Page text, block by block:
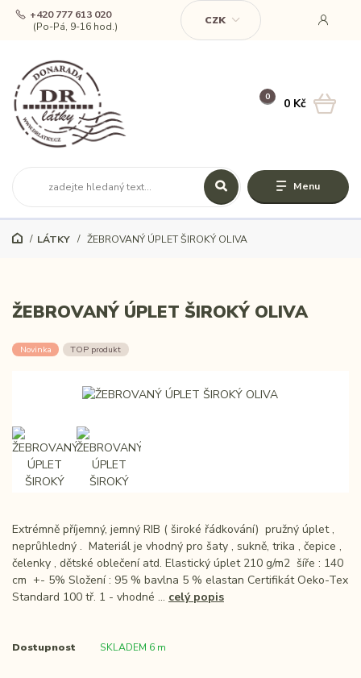
Menu
CZK
+420 777 613 020
(Po-Pá, 9-16 hod.)
0 0 Kč
LÁTKY ŽEBROVANÝ ÚPLET ŠIROKÝ OLIVA
ŽEBROVANÝ ÚPLET ŠIROKÝ OLIVA
Novinka TOP produkt
Extrémně příjemný, jemný RIB ( široké řádkování) pružný úplet ,
neprůhledný . Materiál je vhodný pro šaty , sukně, trika , čepice ,
čelenky , dětské oblečení atd. Elastický úplet 210 g/m2 šíře : 140
cm +- 5% Složení : 95 % bavlna 5 % elastan Certifikát Oeko-Tex
Standard 100 tř. 1 - vhodné ... celý popis
Dostupnost SKLADEM 6 m